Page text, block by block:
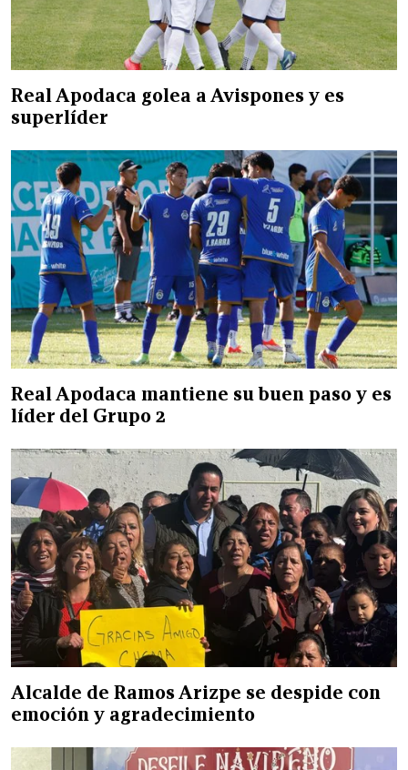
Real Apodaca golea a Avispones y es
superlíder
Real Apodaca mantiene su buen paso y es
líder del Grupo 2
Alcalde de Ramos Arizpe se despide con
emoción y agradecimiento